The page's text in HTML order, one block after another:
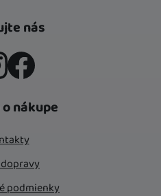
nás
nákupe
podmienky